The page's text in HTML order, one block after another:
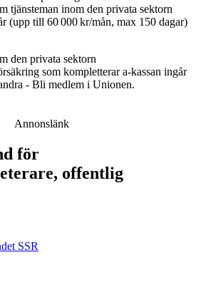
den privata sektorn
som kompletterar a-kassan ingår
- Bli medlem i Unionen.
Annonslänk
för
offentlig
SSR